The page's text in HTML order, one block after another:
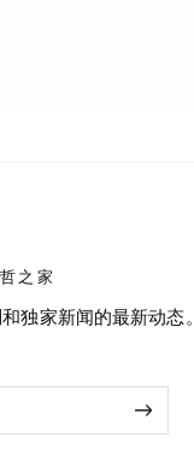
之家
独家新闻的最新动态。